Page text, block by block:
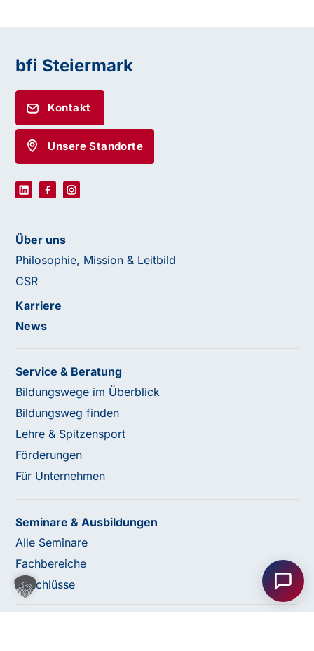
Haben Sie Fragen oder benötigen Sie
Unterstützung?
Unser Team ist gerne für Sie da! Nehmen Sie jetzt
Kontakt mit uns auf – wir freuen uns auf Ihre Anfrage.
bfi Steiermark
Kontakt
Unsere Standorte
Über uns
Philosophie, Mission & Leitbild
CSR
Karriere
News
Service & Beratung
Bildungswege im Überblick
Bildungsweg finden
Lehre & Spitzensport
Förderungen
Für Unternehmen
Seminare & Ausbildungen
Alle Seminare
Fachbereiche
Abschlüsse